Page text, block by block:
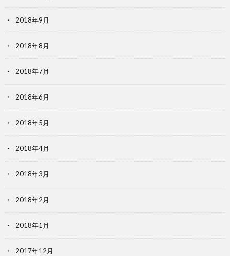
2018年9月
2018年8月
2018年7月
2018年6月
2018年5月
2018年4月
2018年3月
2018年2月
2018年1月
2017年12月